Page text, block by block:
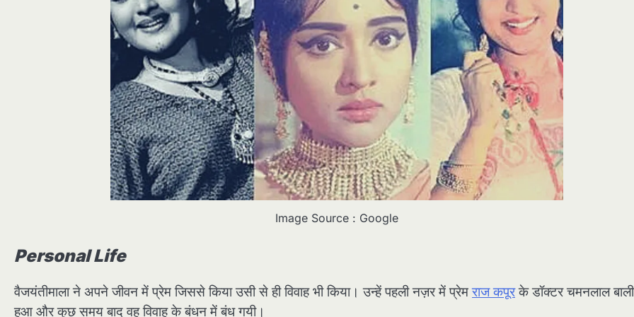
Image Source : Google
Personal Life
वैजयंतीमाला ने अपने जीवन में प्रेम जिससे किया उसी से ही विवाह भी किया। उन्हें पहली नज़र में प्रेमराज कपूरके डॉक्टर चमनलाल
हुआ और कुछ समय बाद वह विवाह के बंधन में बंध गयी।